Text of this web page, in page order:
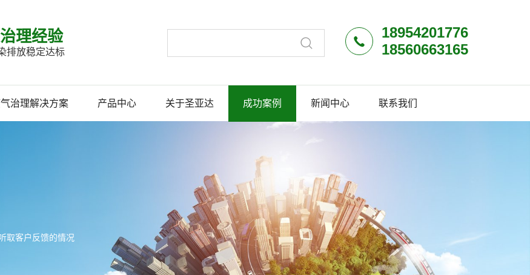
理经验
排放稳定达标
18954201776
18560663165
治理解决方案 产品中心 关于圣亚达 成功案例 新闻中心 联系我们
取客户反馈的情况